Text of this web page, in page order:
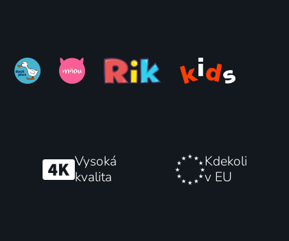
Vysoká
kvalita
Kdekoli
v EU